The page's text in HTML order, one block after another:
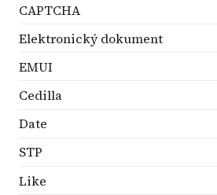
CAPTCHA
Elektronický dokument
EMUI
Cedilla
Date
STP
Like